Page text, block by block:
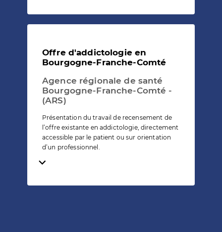
Offre d'addictologie en
Bourgogne-Franche-Comté
Agence régionale de santé
Bourgogne-Franche-Comté -
(ARS)
Présentation du travail de recensement de
l’offre existante en addictologie, directement
accessible par le patient ou sur orientation
d’un professionnel.
Temps de lecture